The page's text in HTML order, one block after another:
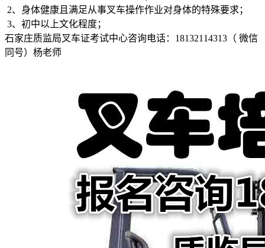
2、身体健康且满足从事叉车操作作业对身体的特殊要求；
3、初中以上文化程度；
石家庄质监局叉车证考试中心咨询电话：18132114313（ 微信
同号）杨老师